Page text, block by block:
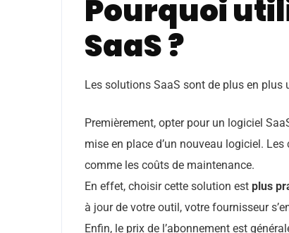
Pourquoi
SaaS ?
Les solutions SaaS sont de plus en
Premièrement, opter pour un logiciel
mise en place d’un nouveau logiciel.
comme les coûts de maintenance.
En effet, choisir cette solution est plus
à jour de votre outil, votre fournisseur
Enfin, le prix de l’abonnement est